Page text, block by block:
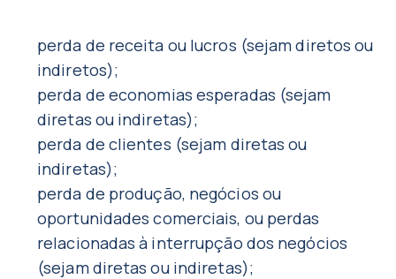
perda de receita ou lucros (sejam diretos ou
indiretos);
perda de economias esperadas (sejam
diretas ou indiretas);
perda de clientes (sejam diretas ou
indiretas);
perda de produção, negócios ou
oportunidades comerciais, ou perdas
relacionadas à interrupção dos negócios
(sejam diretas ou indiretas);